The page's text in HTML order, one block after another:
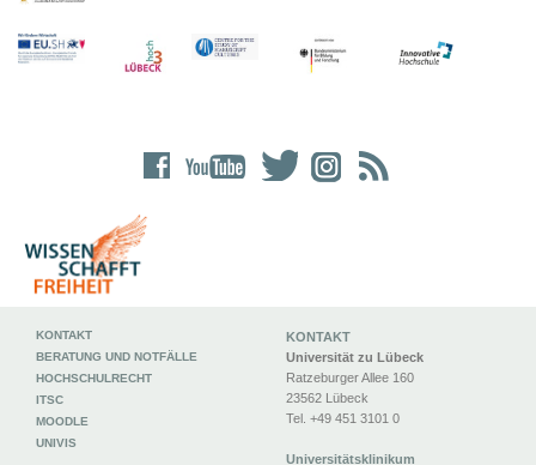
KONTAKT
Universität zu Lübeck
Ratzeburger Allee 160
23562 Lübeck
Tel. +49 451 3101 0
Universitätsklinikum
KONTAKT
BERATUNG UND NOTFÄLLE
HOCHSCHULRECHT
ITSC
MOODLE
UNIVIS